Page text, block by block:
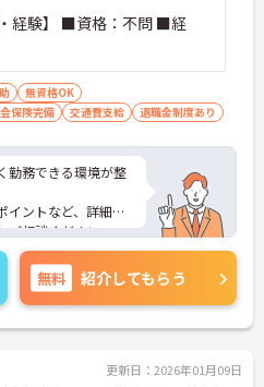
・経験】 ■資格：不問 ■経
無資格OK
保険完備 交通費支給 退職金制度あり
勤務できる環境が整
イントなど、詳細を
ご相談ください。
無料 紹介してもらう
更新日：2026年01月09日